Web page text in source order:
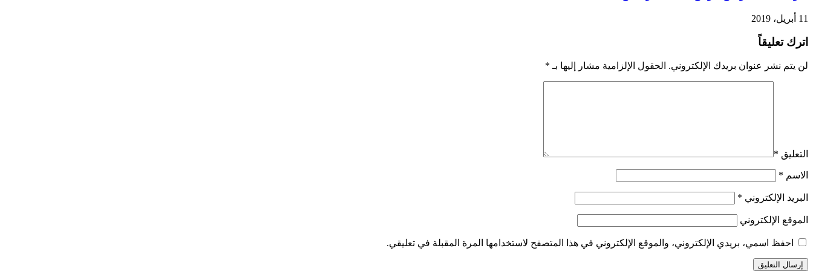
11 أبريل، 2019
اترك تعليقاً
لن يتم نشر عنوان بريدك الإلكتروني. الحقول الإلزامية مشار إليها بـ *
التعليق *
الاسم *
البريد الإلكتروني *
الموقع الإلكتروني
احفظ اسمي، بريدي الإلكتروني، والموقع الإلكتروني في هذا المتصفح لاستخدامها المرة المقبلة في تعليقي.